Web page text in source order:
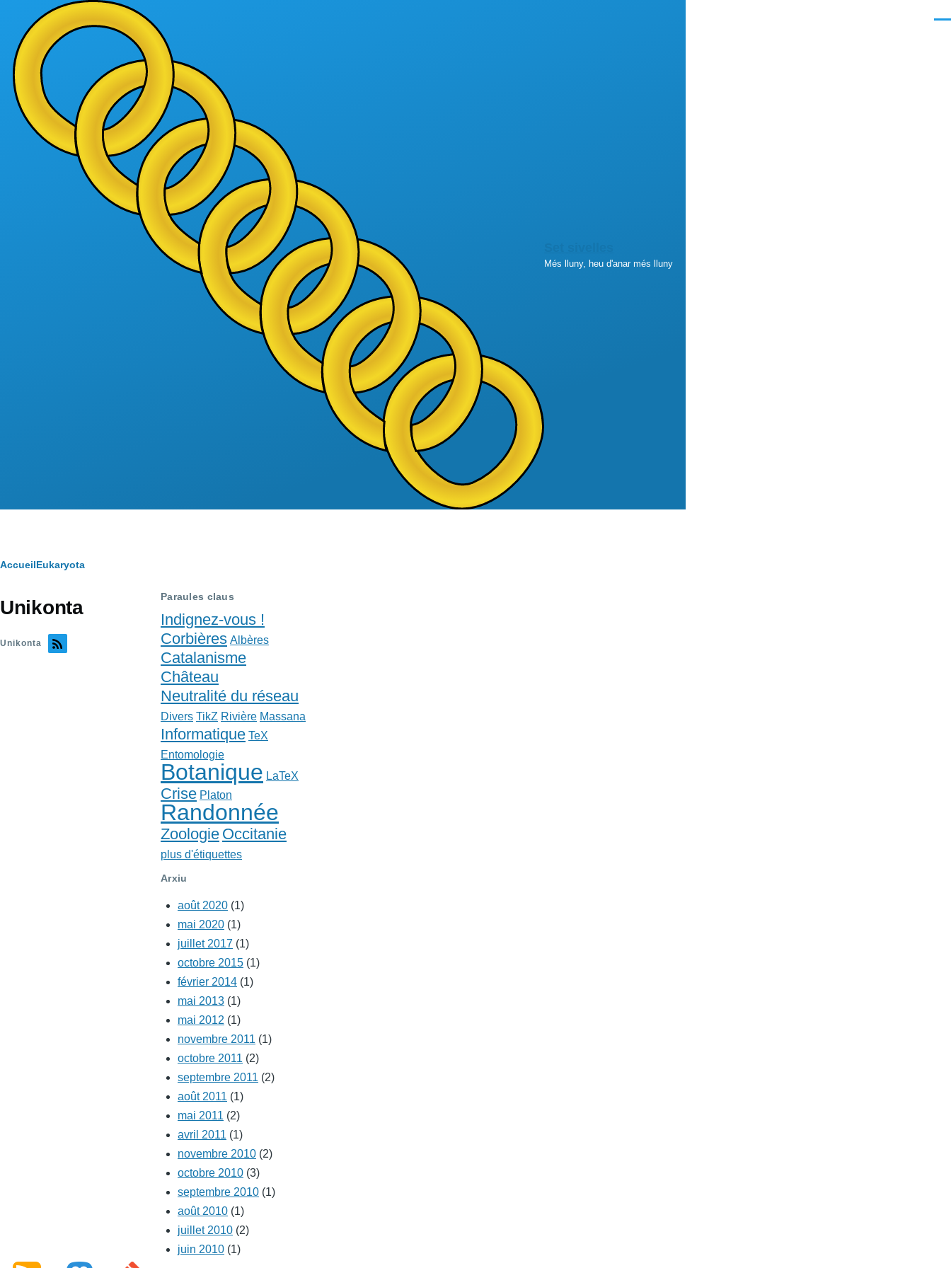
Aller au contenu principal
Més lluny, heu d'anar més lluny
Fil
AccueilEukaryota
Unikonta
Unikonta
Paraules claus
Indignez-vous !
Corbières Albères
Catalanisme
Château
Neutralité du réseau
Divers TikZ Rivière Massana
Informatique TeX
Entomologie
Botanique LaTeX
Crise Platon
Randonnée
Zoologie Occitanie
plus d'étiquettes
Arxiu
août 2020 (1)
mai 2020 (1)
juillet 2017 (1)
octobre 2015 (1)
février 2014 (1)
mai 2013 (1)
mai 2012 (1)
novembre 2011 (1)
octobre 2011 (2)
septembre 2011 (2)
août 2011 (1)
mai 2011 (2)
avril 2011 (1)
novembre 2010 (2)
octobre 2010 (3)
septembre 2010 (1)
août 2010 (1)
juillet 2010 (2)
juin 2010 (1)